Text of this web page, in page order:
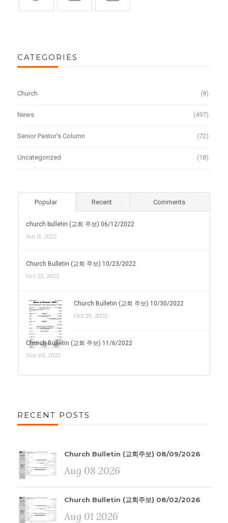
CATEGORIES
Church (8)
News (497)
Senior Pastor's Column (72)
Uncategorized (18)
Popular Recent Comments
church bulletin (교회 주보) 06/12/2022
Jun 11, 2022
Church Bulletin (교회 주보) 10/23/2022
Oct 22, 2022
Church Bulletin (교회 주보) 10/30/2022
Oct 29, 2022
Church Bulletin (교회 주보) 11/6/2022
Nov 05, 2022
RECENT POSTS
Church Bulletin (교회주보) 08/09/2026
Aug 08 2026
Church Bulletin (교회주보) 08/02/2026
Aug 01 2026